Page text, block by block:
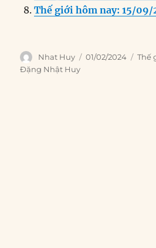
Thế giới hôm nay: 15/09/
Author
Nhat Huy
Posted
01/02/2024 Thế
Đặng Nhật Huy